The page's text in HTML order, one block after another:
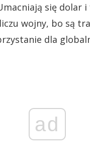
się dolar
wojny, bo są
dla
ad